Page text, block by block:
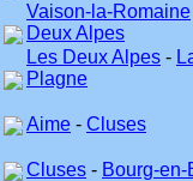
Vaison-la-Romaine
Deux Alpes
Les Deux Alpes -
Plagne
Aime - Cluses
Cluses - Bourg-en-